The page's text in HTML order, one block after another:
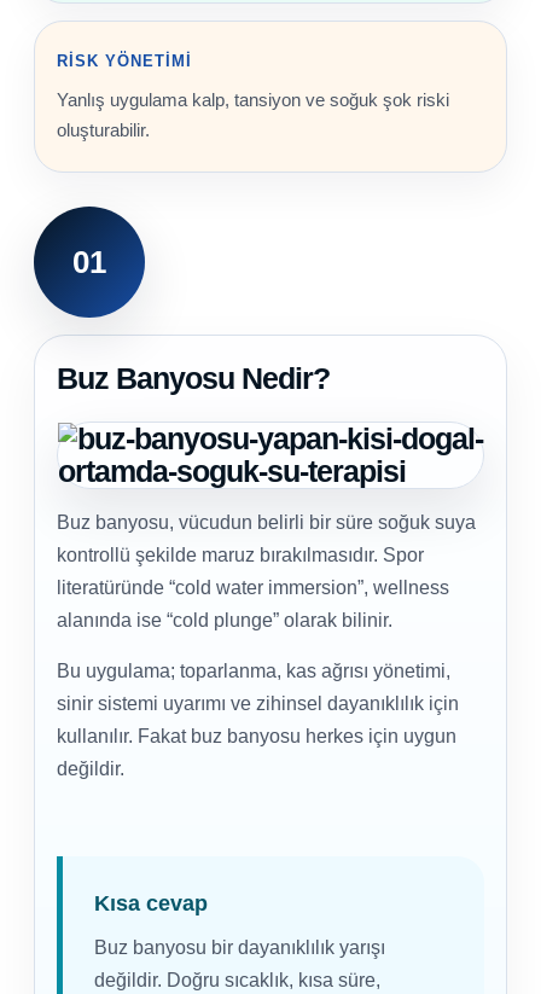
Kalsiyum Hipoklorit
Temizleyici
Ayak Havuzu
Bahçe Havuz
Havuz Robotu Yedek
Dalgıç Pompa
Havuz
Kapağı
Havuz
Kartuş Filtreler
Kuvars Cam
RISK YÖNETIMI
Yanlış uygulama kalp, tansiyon ve soğuk şok riski
oluşturabilir.
01
Buz Banyosu Nedir?
Buz banyosu, vücudun belirli bir süre soğuk suya
kontrollü şekilde maruz bırakılmasıdır. Spor
literatüründe “cold water immersion”, wellness
alanında ise “cold plunge” olarak bilinir.
Bu uygulama; toparlanma, kas ağrısı yönetimi,
sinir sistemi uyarımı ve zihinsel dayanıklılık için
kullanılır. Fakat buz banyosu herkes için uygun
değildir.
Kısa cevap
Buz banyosu bir dayanıklılık yarışı
değildir. Doğru sıcaklık, kısa süre,